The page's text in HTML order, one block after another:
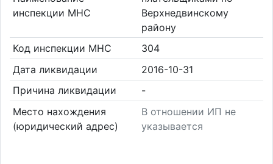
инспекции МНС
Верхнедвинскому
району
Код инспекции МНС
304
Дата ликвидации
2016-10-31
Причина ликвидации
-
Место нахождения
(юридический адрес)
В отношении ИП не
указывается